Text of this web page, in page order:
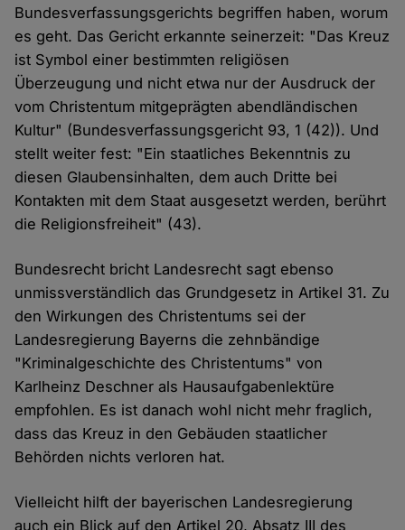
Bundesverfassungsgerichts begriffen haben, worum
es geht. Das Gericht erkannte seinerzeit: "Das Kreuz
ist Symbol einer bestimmten religiösen
Überzeugung und nicht etwa nur der Ausdruck der
vom Christentum mitgeprägten abendländischen
Kultur" (Bundesverfassungsgericht 93, 1 (42)). Und
stellt weiter fest: "Ein staatliches Bekenntnis zu
diesen Glaubensinhalten, dem auch Dritte bei
Kontakten mit dem Staat ausgesetzt werden, berührt
die Religionsfreiheit" (43).
Bundesrecht bricht Landesrecht sagt ebenso
unmissverständlich das Grundgesetz in Artikel 31. Zu
den Wirkungen des Christentums sei der
Landesregierung Bayerns die zehnbändige
"Kriminalgeschichte des Christentums" von
Karlheinz Deschner als Hausaufgabenlektüre
empfohlen. Es ist danach wohl nicht mehr fraglich,
dass das Kreuz in den Gebäuden staatlicher
Behörden nichts verloren hat.
Vielleicht hilft der bayerischen Landesregierung
auch ein Blick auf den Artikel 20, Absatz III des